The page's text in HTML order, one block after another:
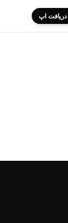
دریافت اپ